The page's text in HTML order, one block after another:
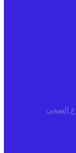
الصحي